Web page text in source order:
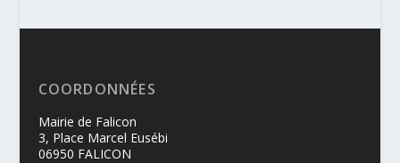
COORDONNÉES
Mairie de Falicon
3, Place Marcel Eusébi
06950 FALICON